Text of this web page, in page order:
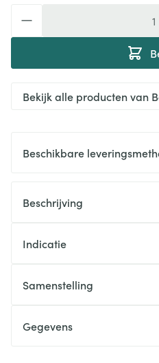
Bekijk alle producten van
Beschikbare
Beschrijving
Indicatie
Samenstelling
Gegevens